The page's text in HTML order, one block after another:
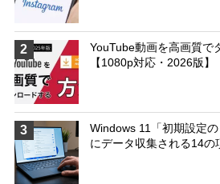
2
YouTube動画を高画質で
【1080p対応・2026版】
3
Windows 11「初期設定
にデータ収集される14の